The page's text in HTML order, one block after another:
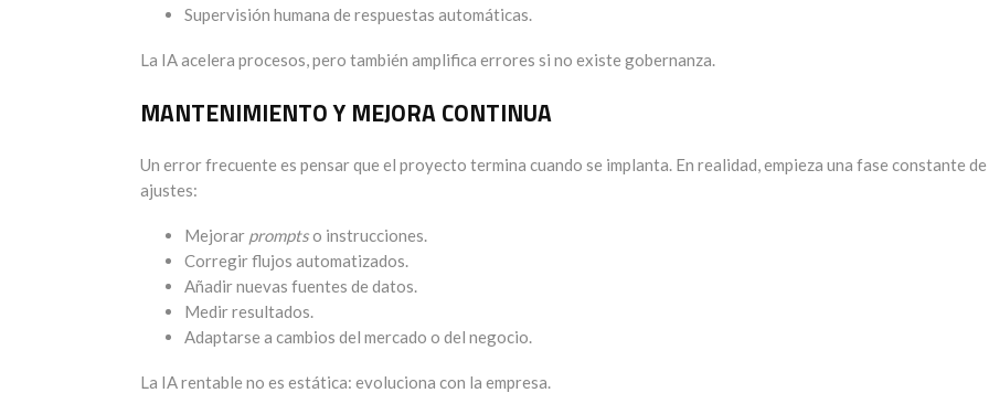
Supervisión humana de respuestas automáticas.
La IA acelera procesos, pero también amplifica errores si no existe gobernanza.
MANTENIMIENTO Y MEJORA CONTINUA
Un error frecuente es pensar que el proyecto termina cuando se implanta. En realidad, empieza una fase constante de
ajustes:
Mejorar promptso instrucciones.
Corregir flujos automatizados.
Añadir nuevas fuentes de datos.
Medir resultados.
Adaptarse a cambios del mercado o del negocio.
La IA rentable no es estática: evoluciona con la empresa.